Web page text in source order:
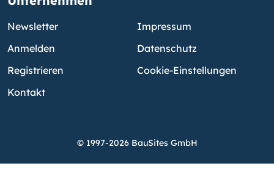
Newsletter
Anmelden
Registrieren
Kontakt
Impressum
Datenschutz
Cookie-Einstellungen
© 1997-2026 BauSites GmbH